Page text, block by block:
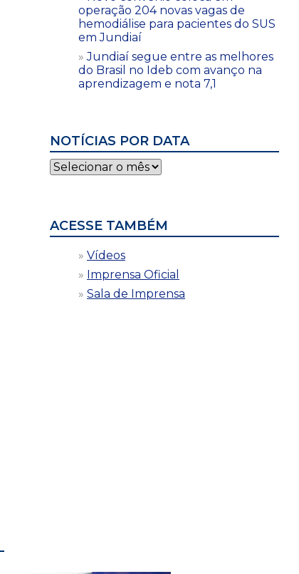
operação 204 novas vagas de
hemodiálise para pacientes do SUS
em Jundiaí
Jundiaí segue entre as melhores
do Brasil no Ideb com avanço na
aprendizagem e nota 7,1
NOTÍCIAS POR DATA
Notícias
por
ACESSE TAMBÉM
Vídeos
Imprensa Oficial
Sala de Imprensa